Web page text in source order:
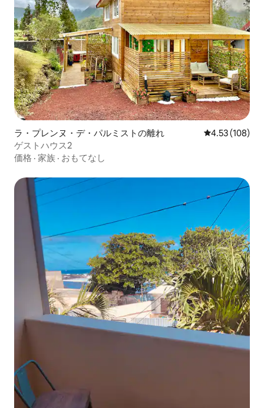
ラ・プレンヌ・デ・パルミストの離れ レビュー108
4.53 (108)
ゲストハウス2
価格 · 家族 · おもてなし